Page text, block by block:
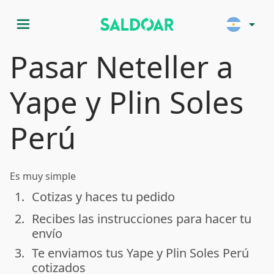
menu arrow_drop_down
Pasar Neteller a
Yape y Plin Soles
Perú
Es muy simple
done
1. Cotizas y haces tu pedido
done
2. Recibes las instrucciones para hacer tu
envío
done
3. Te enviamos tus Yape y Plin Soles Perú
cotizados